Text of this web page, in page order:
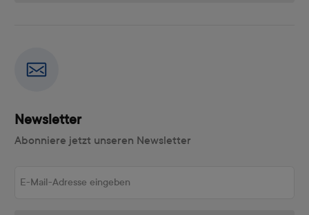
Newsletter
Abonniere jetzt unseren Newsletter